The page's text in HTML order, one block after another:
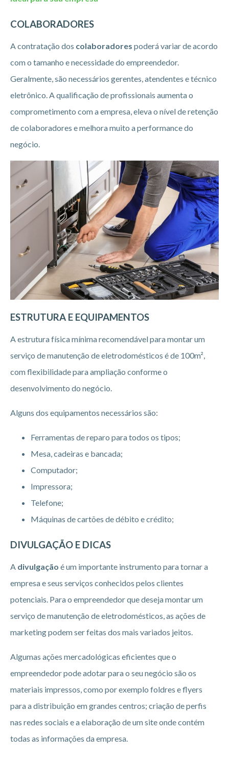
COLABORADORES
A contratação dos colaboradores poderá variar de acordo
com o tamanho e necessidade do empreendedor.
Geralmente, são necessários gerentes, atendentes e técnico
eletrônico. A qualificação de profissionais aumenta o
comprometimento com a empresa, eleva o nível de retenção
de colaboradores e melhora muito a performance do
negócio.
ESTRUTURA E EQUIPAMENTOS
A estrutura física mínima recomendável para montar um
serviço de manutenção de eletrodomésticos é de 100m²,
com flexibilidade para ampliação conforme o
desenvolvimento do negócio.
Alguns dos equipamentos necessários são:
Ferramentas de reparo para todos os tipos;
Mesa, cadeiras e bancada;
Computador;
Impressora;
Telefone;
Máquinas de cartões de débito e crédito;
DIVULGAÇÃO E DICAS
A divulgação é um importante instrumento para tornar a
empresa e seus serviços conhecidos pelos clientes
potenciais. Para o empreendedor que deseja montar um
serviço de manutenção de eletrodomésticos, as ações de
marketing podem ser feitas dos mais variados jeitos.
Algumas ações mercadológicas eficientes que o
empreendedor pode adotar para o seu negócio são os
materiais impressos, como por exemplo foldres e flyers
para a distribuição em grandes centros; criação de perfis
nas redes sociais e a elaboração de um site onde contém
todas as informações da empresa.